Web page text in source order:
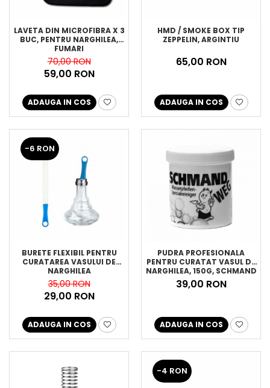
LAVETA DIN MICROFIBRA X 3
BUC, PENTRU NARGHILEA,
FUMARI
70,00 RON
59,00 RON
ADAUGA IN COS
HMD / SMOKE BOX TIP
ZEPPELIN, ARGINTIU
65,00 RON
ADAUGA IN COS
-6 RON
BURETE FLEXIBIL PENTRU
CURATAREA VASULUI DE
NARGHILEA
35,00 RON
29,00 RON
ADAUGA IN COS
PUDRA PROFESIONALA
PENTRU CURATAT VASUL DE
NARGHILEA, 150G, SCHMAND
WEG
39,00 RON
ADAUGA IN COS
-4 RON